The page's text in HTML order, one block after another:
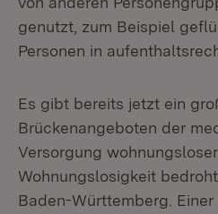
genutzt, zum Beispiel
Personen in
Es gibt bereits jetzt ein
Brückenangeboten der
Versorgung
Wohnungslosigkeit
Baden-Württemberg.